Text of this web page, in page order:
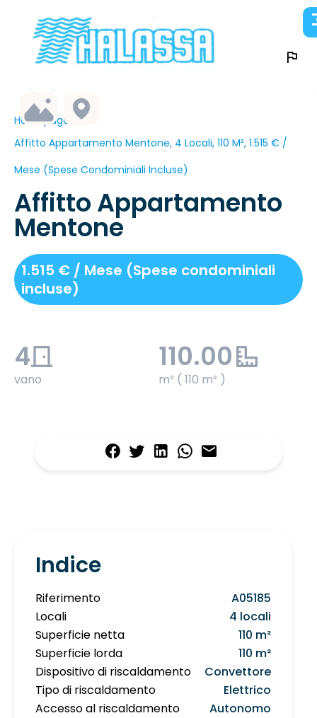
Homepage
Affitto Appartamento Mentone, 4 Locali, 110 M², 1.515 € /
Mese (Spese Condominiali Incluse)
Affitto Appartamento
Mentone
1.515 € / Mese (Spese condominiali
incluse)
4
vano
110.00
m² ( 110 m² )
Indice
Riferimento
A05185
Locali
4 locali
Superficie netta
110 m²
Superficie lorda
110 m²
Dispositivo di riscaldamento
Convettore
Tipo di riscaldamento
Elettrico
Accesso al riscaldamento
Autonomo